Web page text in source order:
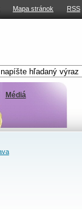
Mapa stránok RSS
Médiá